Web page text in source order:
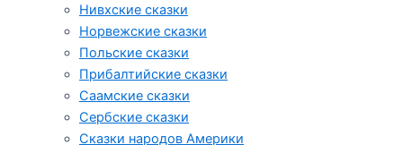
Нивхские сказки
Норвежские сказки
Польские сказки
Прибалтийские сказки
Cаамские сказки
Сербские сказки
Сказки народов Америки